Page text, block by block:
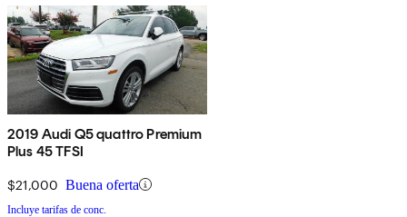
2019 Audi Q5 quattro Premium
Plus 45 TFSI
$21,000 Buena oferta
Incluye tarifas de conc.